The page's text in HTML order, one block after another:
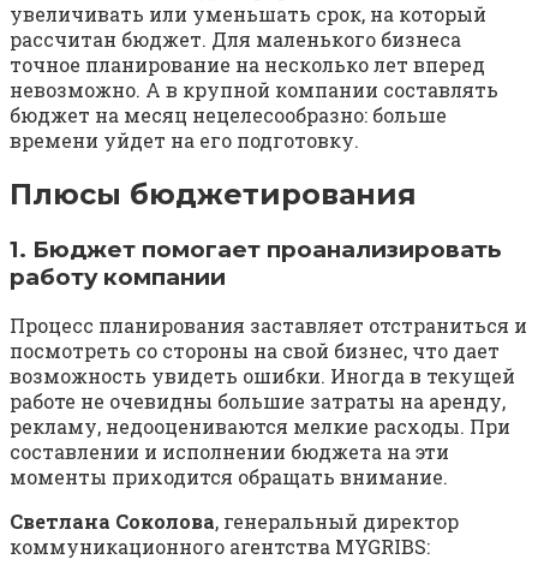
увеличивать или уменьшать срок, на который
рассчитан бюджет. Для маленького бизнеса
точное планирование на несколько лет вперед
невозможно. А в крупной компании составлять
бюджет на месяц нецелесообразно: больше
времени уйдет на его подготовку.
Плюсы бюджетирования
1. Бюджет помогает проанализировать
работу компании
Процесс планирования заставляет отстраниться и
посмотреть со стороны на свой бизнес, что дает
возможность увидеть ошибки. Иногда в текущей
работе не очевидны большие затраты на аренду,
рекламу, недооцениваются мелкие расходы. При
составлении и исполнении бюджета на эти
моменты приходится обращать внимание.
Светлана Соколова, генеральный директор
коммуникационного агентства MYGRIBS: